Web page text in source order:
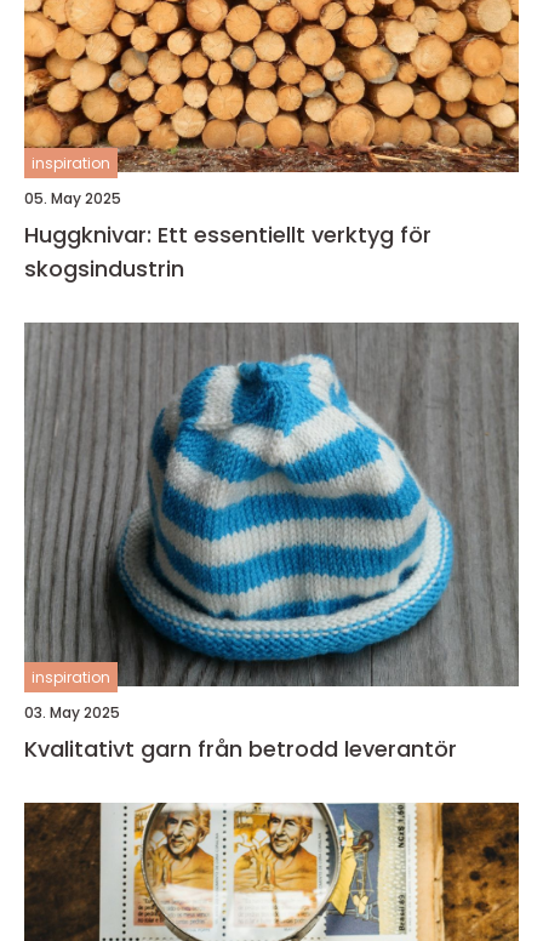
inspiration
05. May 2025
Huggknivar: Ett essentiellt verktyg för
skogsindustrin
inspiration
03. May 2025
Kvalitativt garn från betrodd leverantör